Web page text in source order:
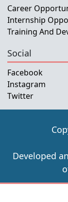
Career
Internship
Training And
Social
Facebook
Instagram
Twitter
Developed